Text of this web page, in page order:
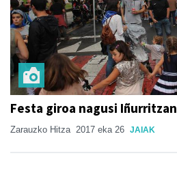
Festa giroa nagusi Iñurritzan
Zarauzko Hitza 2017 eka 26 JAIAK